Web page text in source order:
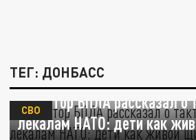
ТЕГ: ДОНБАСС
Оператор БПЛА рассказал о
лекалам НАТО: дети как
СВО